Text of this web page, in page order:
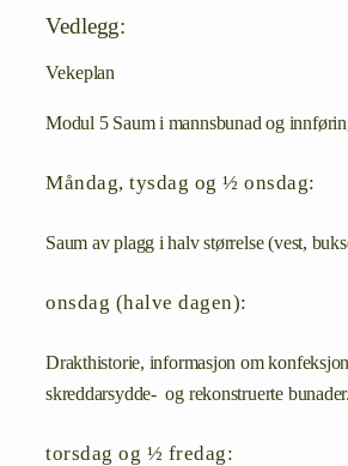
Vedlegg:
Vekeplan
Modul 5 Saum i mannsbunad og
Måndag, tysdag og ½ onsdag:
Saum av plagg i halv størrelse (vest,
onsdag (halve dagen):
Drakthistorie, informasjon om
skreddarsydde- og rekonstruerte bunader.
torsdag og ½ fredag: